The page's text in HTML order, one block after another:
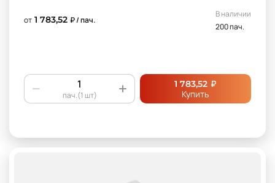
от 1 783,52 ₽ / пач.
В наличии
200 пач.
пач.(1 шт)
1 783,52 ₽
Купить